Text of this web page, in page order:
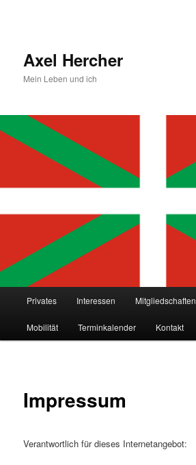
Axel Hercher
Mein Leben und ich
Privates Interessen Mitgliedschaften
Mobilität Terminkalender Kontakt
Impressum
Verantwortlich für dieses Internetangebot: